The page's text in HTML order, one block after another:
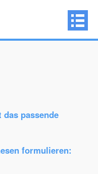
das passende
formulieren: